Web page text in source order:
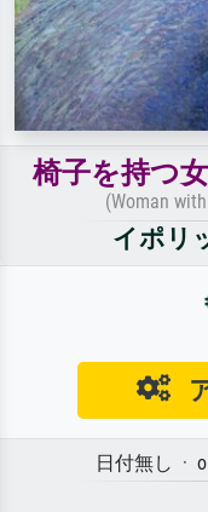
椅子を持つ
(Woman
イポリ
日付無し ·